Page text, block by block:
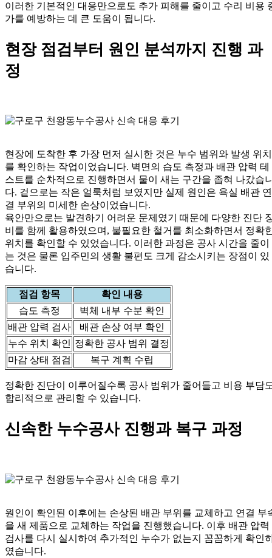
이러한 기본적인 대응만으로도 추가 피해를 줄이고 수리 비용
가를 예방하는 데 큰 도움이 됩니다.
현장 점검부터 원인 분석까지 진행 과
정
현장에 도착한 후 가장 먼저 실시한 것은 누수 범위와 발생 위치
를 확인하는 작업이었습니다. 벽면의 습도 측정과 배관 압력 테
스트를 순차적으로 진행하면서 물이 새는 구간을 좁혀 나갔습
다. 겉으로는 작은 얼룩처럼 보였지만 실제 원인은 욕실 배관 연
결 부위의 미세한 손상이었습니다.
육안만으로는 발견하기 어려운 문제였기 때문에 다양한 진단
비를 함께 활용하였으며, 불필요한 철거를 최소화하면서 정확
위치를 확인할 수 있었습니다. 이러한 과정은 공사 시간을 줄이
는 것은 물론 입주민의 생활 불편도 크게 감소시키는 장점이 있
습니다.
점검 항목
확인 내용
습도 측정
벽체 내부 수분 확인
배관 압력 검사
배관 손상 여부 확인
누수 위치 확인 정확한 공사 범위 결정
마감 상태 점검
복구 계획 수립
정확한 진단이 이루어질수록 공사 범위가 줄어들고 비용 부담
합리적으로 관리할 수 있습니다.
신속한 누수공사 진행과 복구 과정
원인이 확인된 이후에는 손상된 배관 부위를 교체하고 연결 부
을 새 제품으로 교체하는 작업을 진행했습니다. 이후 배관 압력
검사를 다시 실시하여 추가적인 누수가 없는지 꼼꼼하게 확인
였습니다.